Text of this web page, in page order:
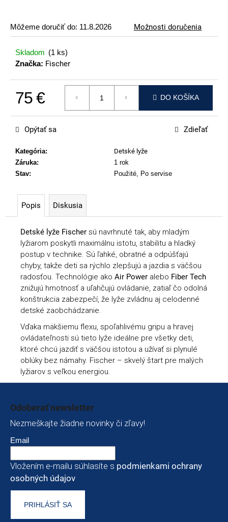
Môžeme doručiť do: 11.8.2026 Možnosti doručenia
Skladom (1 ks)
Značka: Fischer
75 €
Jednotková cena:
DO KOŠÍKA
Kategória:
Detské lyže
Záruka:
1 rok
Stav: Použité, Po servise
Opýtať sa Zdieľať
Popis Diskusia
Detské lyže Fischer sú navrhnuté tak, aby mladým
lyžiarom poskytli maximálnu istotu, stabilitu a hladký
postup v technike. Sú ľahké, obratné a odpúšťajú
chyby, takže deti sa rýchlo zlepšujú a jazdia s väčšou
radosťou. Technológie ako Air Power alebo Fiber Tech
znižujú hmotnosť a uľahčujú ovládanie, zatiaľ čo odolná
konštrukcia zabezpečí, že lyže zvládnu aj celodenné
detské zaobchádzanie.
Vďaka mäkšiemu flexu, spoľahlivému gripu a hravej
ovládateľnosti sú tieto lyže ideálne pre všetky deti,
ktoré chcú jazdiť s väčšou istotou a užívať si plynulé
oblúky bez námahy. Fischer – skvelý štart pre malých
lyžiarov s veľkou energiou.
o
r
ú
č
e
ATOMIC
REDSTER
J2(SPORT
EDITION)
79
Odoberať newsletter
Nezmeškajte žiadne novinky či zľavy!
Email
Vložením e-mailu súhlasíte s podmienkami ochrany
osobných údajov
PRIHLÁSIŤ SA